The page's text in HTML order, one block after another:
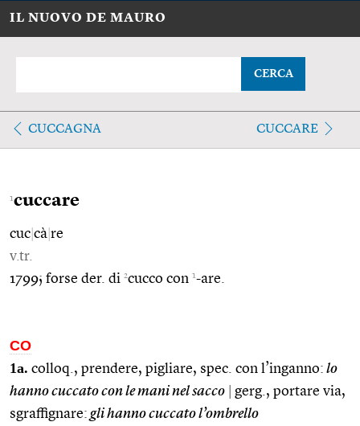
IL NUOVO DE MAURO
CERCA
CUCCAGNA CUCCARE
1cuccare
cuc cà re
v.tr.
1799; forse der. di 2cucco con 1-are.
CO
1a. colloq., prendere, pigliare, spec. con l’inganno: lo
hanno cuccato con le mani nel sacco
gerg., portare via,
sgraffignare: gli hanno cuccato l’ombrello